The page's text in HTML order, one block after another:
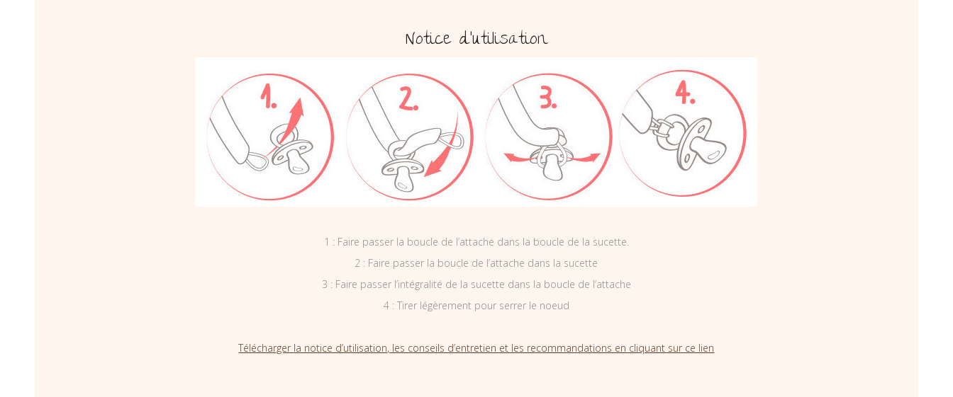
Notice d’utilisation
1 : Faire passer la boucle de l’attache dans la boucle de la sucette.
2 : Faire passer la boucle de l’attache dans la sucette
3 : Faire passer l’intégralité de la sucette dans la boucle de l’attache
4 : Tirer légèrement pour serrer le noeud
Télécharger la notice d’utilisation, les conseils d’entretien et les recommandations en cliquant sur ce lien